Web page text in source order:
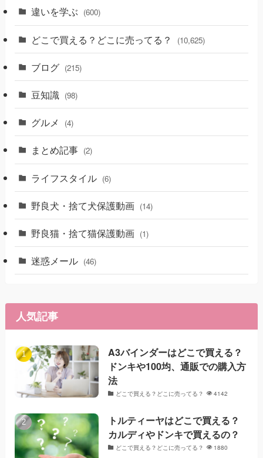
違いを学ぶ (600)
どこで買える？どこに売ってる？ (10,625)
ブログ (215)
豆知識 (98)
グルメ (4)
まとめ記事 (2)
ライフスタイル (6)
野良犬・捨て犬保護動画 (14)
野良猫・捨て猫保護動画 (1)
迷惑メール (46)
人気記事
A3バインダーはどこで買える？
ドンキや100均、通販での購入方
法
どこで買える？どこに売ってる？ 4142
トルティーヤはどこで買える？
カルディやドンキで買えるの？
どこで買える？どこに売ってる？ 1880